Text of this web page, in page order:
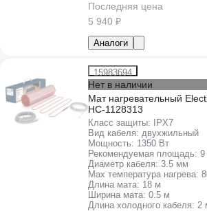
Последняя цена
5 940 ₽
Аналоги
15983694
Нет в наличии
Мат нагревательный
НС-1128313
Класс защиты:
IPХ7
Вид кабеля: двухжильный
Мощность: 1350 Вт
Рекомендуемая площадь: 9
Диаметр кабеля: 3.5 мм
Max температура нагрева:
Длина мата: 18 м
Ширина мата: 0.5 м
Длина холодного кабеля: 2